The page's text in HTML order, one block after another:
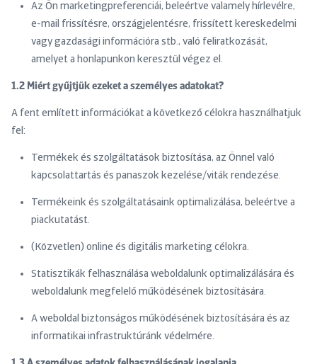
Az Ön marketingpreferenciái, beleértve valamely hírlevélre,
e-mail frissítésre, országjelentésre, frissített kereskedelmi
vagy gazdasági információra stb., való feliratkozását,
amelyet a honlapunkon keresztül végez el.
1.2 Miért gyűjtjük ezeket a személyes adatokat?
A fent említett információkat a következő célokra használhatjuk
fel:
Termékek és szolgáltatások biztosítása, az Önnel való
kapcsolattartás és panaszok kezelése/viták rendezése.
Termékeink és szolgáltatásaink optimalizálása, beleértve a
piackutatást.
(Közvetlen) online és digitális marketing célokra.
Statisztikák felhasználása weboldalunk optimalizálására és
weboldalunk megfelelő működésének biztosítására.
A weboldal biztonságos működésének biztosítására és az
informatikai infrastruktúránk védelmére.